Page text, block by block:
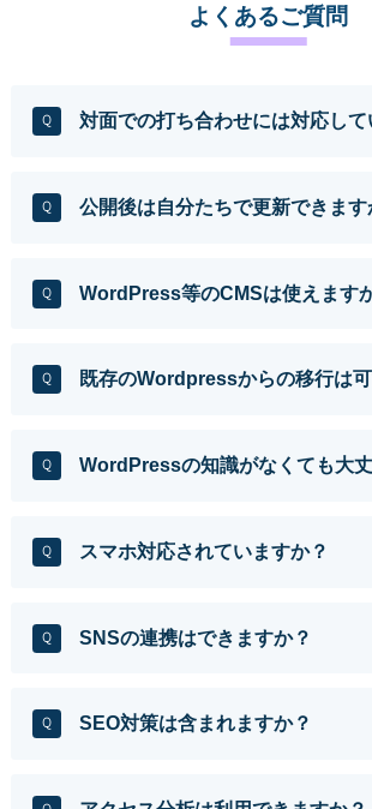
よくあるご質問
Q 対面での打ち合わせには対応して
Q 公開後は自分たちで更新できます
Q WordPress等のCMSは使えます
Q 既存のWordpressからの移行は
Q WordPressの知識がなくても大
Q スマホ対応されていますか？
Q SNSの連携はできますか？
Q SEO対策は含まれますか？